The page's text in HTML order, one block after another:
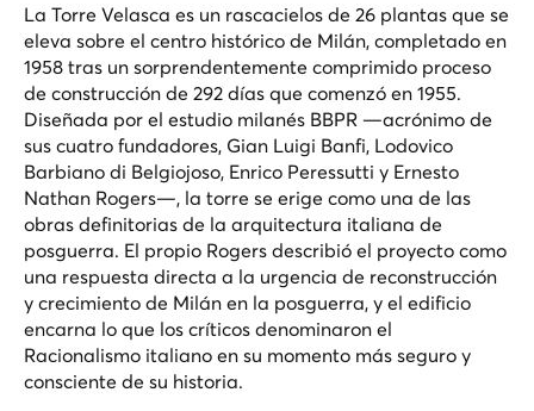
La Torre Velasca es un rascacielos de 26 plantas que se
eleva sobre el centro histórico de Milán, completado en
1958 tras un sorprendentemente comprimido proceso
de construcción de 292 días que comenzó en 1955.
Diseñada por el estudio milanés BBPR —acrónimo de
sus cuatro fundadores, Gian Luigi Banfi, Lodovico
Barbiano di Belgiojoso, Enrico Peressutti y Ernesto
Nathan Rogers—, la torre se erige como una de las
obras definitorias de la arquitectura italiana de
posguerra. El propio Rogers describió el proyecto como
una respuesta directa a la urgencia de reconstrucción
y crecimiento de Milán en la posguerra, y el edificio
encarna lo que los críticos denominaron el
Racionalismo italiano en su momento más seguro y
consciente de su historia.